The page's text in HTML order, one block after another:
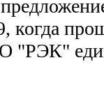
когда
"РЭК"